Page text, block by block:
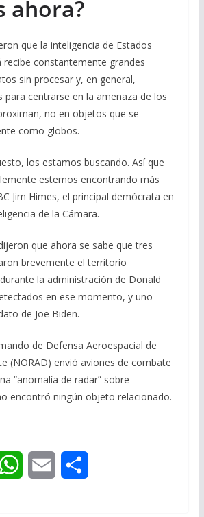
ahora?
que la inteligencia de Estados
recibe constantemente grandes
sin procesar y, en general,
para centrarse en la amenaza de los
no en objetos que se
como globos.
los estamos buscando. Así que
estemos encontrando más
Jim Himes, el principal demócrata en
de la Cámara.
que ahora se sabe que tres
brevemente el territorio
la administración de Donald
en ese momento, y uno
de Joe Biden.
de Defensa Aeroespacial de
(NORAD) envió aviones de combate
“anomalía de radar” sobre
encontró ningún objeto relacionado.
W